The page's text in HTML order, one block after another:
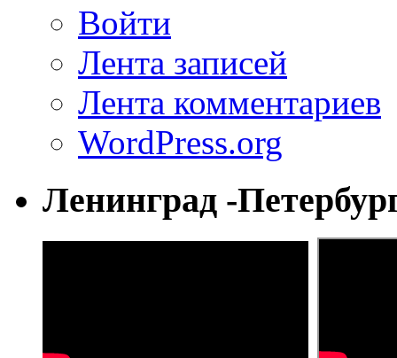
Войти
Лента записей
Лента комментариев
WordPress.org
Ленинград -